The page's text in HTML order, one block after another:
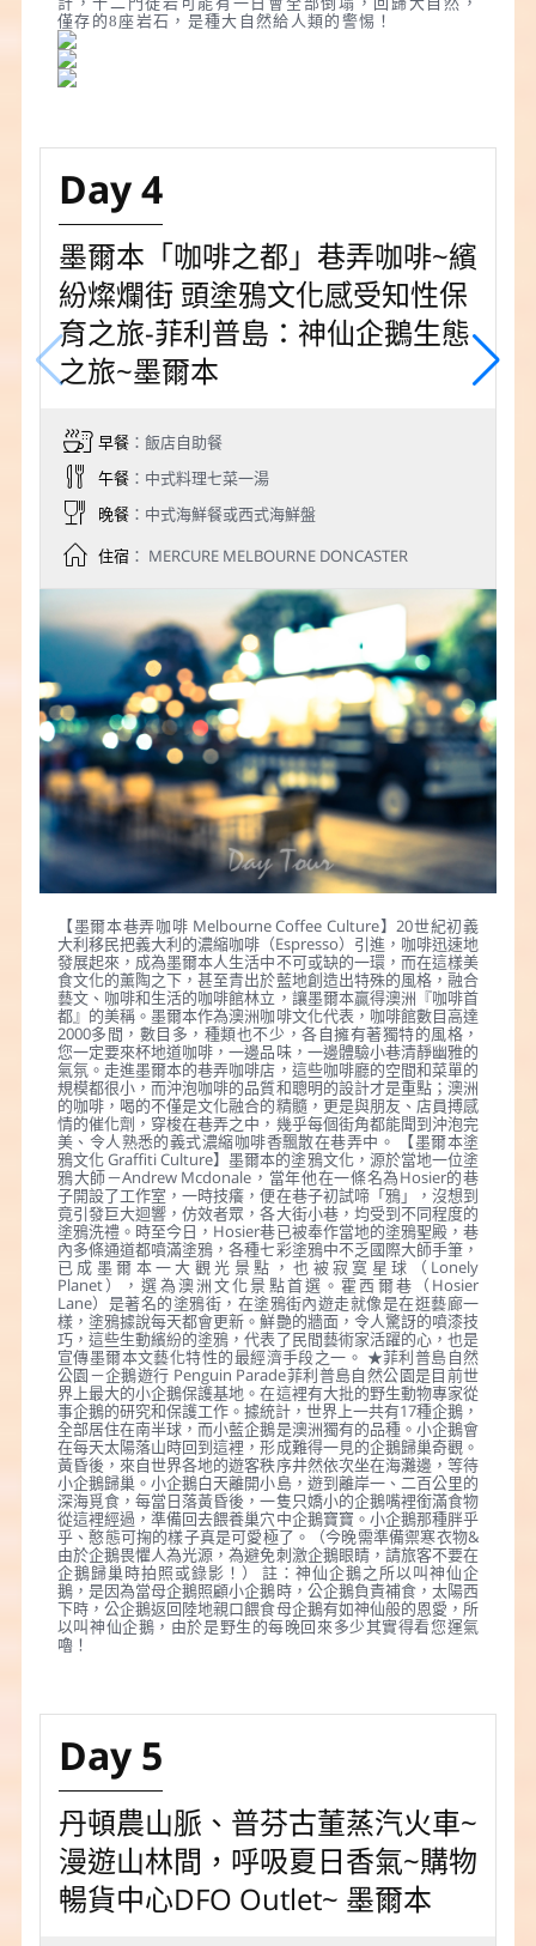
僅存的8座岩石，是種大自然給人類的警惕！
Day 4
墨爾本「咖啡之都」巷弄咖啡~繽
紛燦爛街 頭塗鴉文化感受知性保
育之旅-菲利普島：神仙企鵝生態
之旅~墨爾本
早餐：飯店自助餐
午餐：中式料理七菜一湯
晚餐：中式海鮮餐或西式海鮮盤
住宿： MERCURE MELBOURNE DONCASTER
【墨爾本巷弄咖啡 Melbourne Coffee Culture】20世紀初義
大利移民把義大利的濃縮咖啡（Espresso）引進，咖啡迅速地
發展起來，成為墨爾本人生活中不可或缺的一環，而在這樣美
食文化的薰陶之下，甚至青出於藍地創造出特殊的風格，融合
藝文、咖啡和生活的咖啡館林立，讓墨爾本贏得澳洲『咖啡首
都』的美稱。墨爾本作為澳洲咖啡文化代表，咖啡館數目高達
2000多間，數目多，種類也不少，各自擁有著獨特的風格，
您一定要來杯地道咖啡，一邊品味，一邊體驗小巷清靜幽雅的
氣氛。走進墨爾本的巷弄咖啡店，這些咖啡廳的空間和菜單的
規模都很小，而沖泡咖啡的品質和聰明的設計才是重點；澳洲
的咖啡，喝的不僅是文化融合的精髓，更是與朋友、店員搏感
情的催化劑，穿梭在巷弄之中，幾乎每個街角都能聞到沖泡完
美、令人熟悉的義式濃縮咖啡香飄散在巷弄中。 【墨爾本塗
鴉文化 Graffiti Culture】墨爾本的塗鴉文化，源於當地一位塗
鴉大師－Andrew Mcdonale，當年他在一條名為Hosier的巷
子開設了工作室，一時技癢，便在巷子初試啼「鴉」，沒想到
竟引發巨大迴響，仿效者眾，各大街小巷，均受到不同程度的
塗鴉洗禮。時至今日，Hosier巷已被奉作當地的塗鴉聖殿，巷
內多條通道都噴滿塗鴉，各種七彩塗鴉中不乏國際大師手筆，
已成墨爾本一大觀光景點，也被寂寞星球（Lonely
Planet），選為澳洲文化景點首選。霍西爾巷（Hosier
Lane）是著名的塗鴉街，在塗鴉街內遊走就像是在逛藝廊一
樣，塗鴉據說每天都會更新。鮮艷的牆面，令人驚訝的噴漆技
巧，這些生動繽紛的塗鴉，代表了民間藝術家活躍的心，也是
宣傳墨爾本文藝化特性的最經濟手段之一。 ★菲利普島自然
公園－企鵝遊行 Penguin Parade菲利普島自然公園是目前世
界上最大的小企鵝保護基地。在這裡有大批的野生動物專家從
事企鵝的研究和保護工作。據統計，世界上一共有17種企鵝，
全部居住在南半球，而小藍企鵝是澳洲獨有的品種。小企鵝會
在每天太陽落山時回到這裡，形成難得一見的企鵝歸巢奇觀。
黃昏後，來自世界各地的遊客秩序井然依次坐在海灘邊，等待
小企鵝歸巢。小企鵝白天離開小島，遊到離岸一、二百公里的
深海覓食，每當日落黃昏後，一隻只嬌小的企鵝嘴裡銜滿食物
從這裡經過，準備回去餵養巢穴中企鵝寶寶。小企鵝那種胖乎
乎、憨態可掬的樣子真是可愛極了。（今晚需準備禦寒衣物&
由於企鵝畏懼人為光源，為避免刺激企鵝眼睛，請旅客不要在
企鵝歸巢時拍照或錄影！） 註：神仙企鵝之所以叫神仙企
鵝，是因為當母企鵝照顧小企鵝時，公企鵝負責補食，太陽西
下時，公企鵝返回陸地親口餵食母企鵝有如神仙般的恩愛，所
以叫神仙企鵝，由於是野生的每晚回來多少其實得看您運氣
嚕！
Day 5
丹頓農山脈、普芬古董蒸汽火車~
漫遊山林間，呼吸夏日香氣~購物
暢貨中心DFO Outlet~ 墨爾本